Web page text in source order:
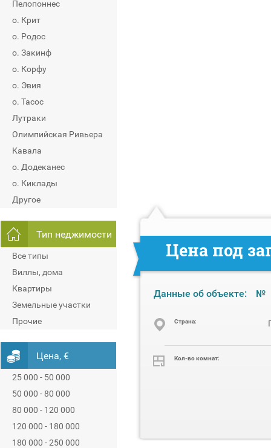
Пелопоннес
о. Крит
о. Родос
о. Закинф
о. Корфу
о. Эвия
о. Тасос
Лутраки
Олимпийская Ривьера
Кавала
о. Додеканес
о. Киклады
Другое
Тип неджимости
Все типы
Виллы, дома
Квартиры
Земельные участки
Прочие
Цена, €
25 000 - 50 000
50 000 - 80 000
80 000 - 120 000
120 000 - 180 000
180 000 - 250 000
Цена под
Данные об объекте: №
Cтрана:
Кол-во комнат: